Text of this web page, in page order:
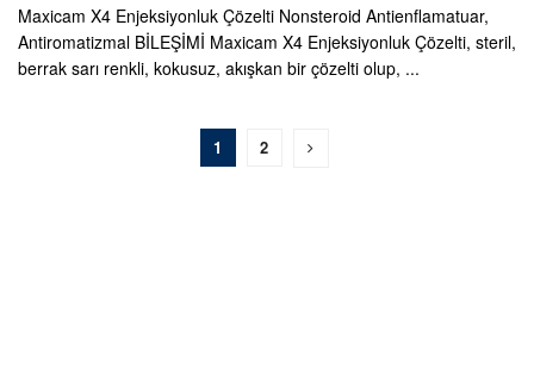
Maxicam X4 Enjeksiyonluk Çözelti Nonsteroid Antienflamatuar,
Antiromatizmal BİLEŞİMİ Maxicam X4 Enjeksiyonluk Çözelti, steril,
berrak sarı renkli, kokusuz, akışkan bir çözelti olup, ...
1 2